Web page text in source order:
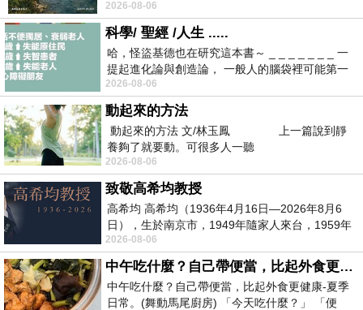
一
2026-08-06
科學/ 聖經 /人生 .....
哈，怪盜基德也在研究這本書～ _ _ _ _ _ _ _ 一
提起進化論與創造論， 一般人的腦袋裡可能第一
時間就有「 進化論很科
2026-08-06
動起來的方法
動起來的方法 文/林玉鳳 上一篇說到靜
養夠了就要動。可很多人一聽
2026-08-06
致敬高希均教授
高希均 高希均（1936年4月16日—2026年8月6
日），生於南京市，1949年隨家人來台，1959年
赴美深造並取得經濟發展博士學位。曾任
2026-08-06
中午吃什麼？自己帶便當，比起外食更健康-夏季日常。(舞動馬尾廚房)
中午吃什麼？自己帶便當，比起外食更健康-夏季
日常。(舞動馬尾廚房) 「今天吃什麼？」 「便